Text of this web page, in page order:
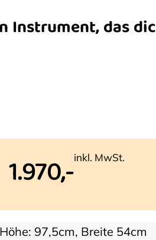
Instrument, das
1.970,-inkl. MwSt.
Höhe: 97,5cm, Breite 54cm